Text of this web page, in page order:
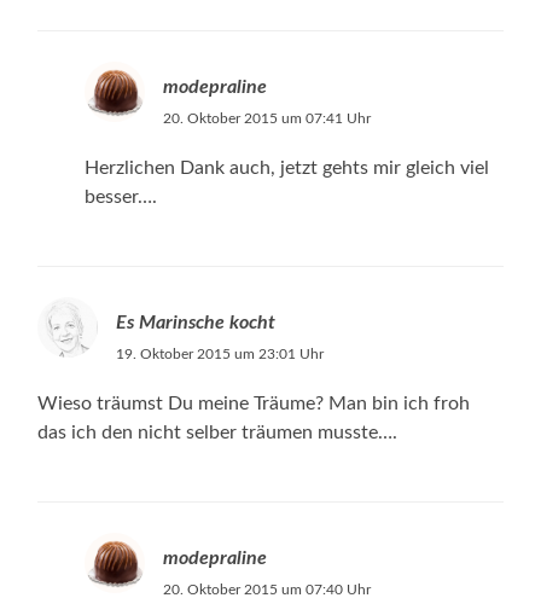
modepraline
20. Oktober 2015 um 07:41 Uhr
Herzlichen Dank auch, jetzt gehts mir gleich viel
besser….
Es Marinsche kocht
19. Oktober 2015 um 23:01 Uhr
Wieso träumst Du meine Träume? Man bin ich froh
das ich den nicht selber träumen musste….
modepraline
20. Oktober 2015 um 07:40 Uhr